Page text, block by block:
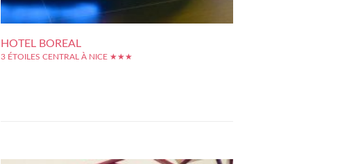
HOTEL BOREAL
3 ÉTOILES CENTRAL À NICE ★★★